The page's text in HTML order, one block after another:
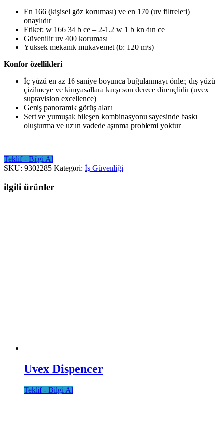
En 166 (kişisel göz koruması) ve en 170 (uv filtreleri)
onaylıdır
Etiket: w 166 34 b ce – 2-1.2 w 1 b kn dın ce
Güvenilir uv 400 koruması
Yüksek mekanik mukavemet (b: 120 m/s)
Konfor özellikleri
İç yüzü en az 16 saniye boyunca buğulanmayı önler, dış yüzü
çizilmeye ve kimyasallara karşı son derece dirençlidir (uvex
supravision excellence)
Geniş panoramik görüş alanı
Sert ve yumuşak bileşen kombinasyonu sayesinde baskı
oluşturma ve uzun vadede aşınma problemi yoktur
Teklif - Bilgi Al
SKU: 9302285 Kategori: İş Güvenliği
ilgili ürünler
Uvex Dispencer
Teklif - Bilgi Al